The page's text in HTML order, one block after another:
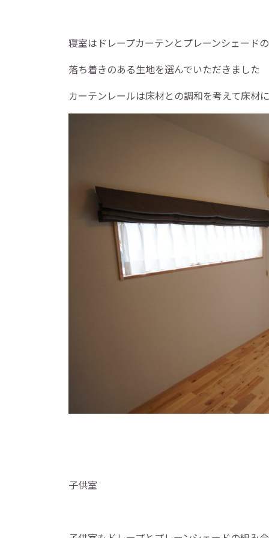
寝室はドレープカーテンとプレーンシェード
落ち着きのある生地を選んでいただきました
カーテンレールは床材との調和を考えて床材
子供室